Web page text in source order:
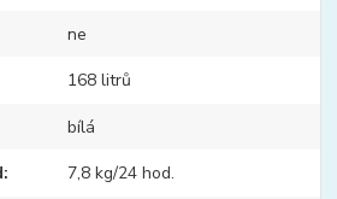
ne
168 litrů
bílá
7,8 kg/24 hod.